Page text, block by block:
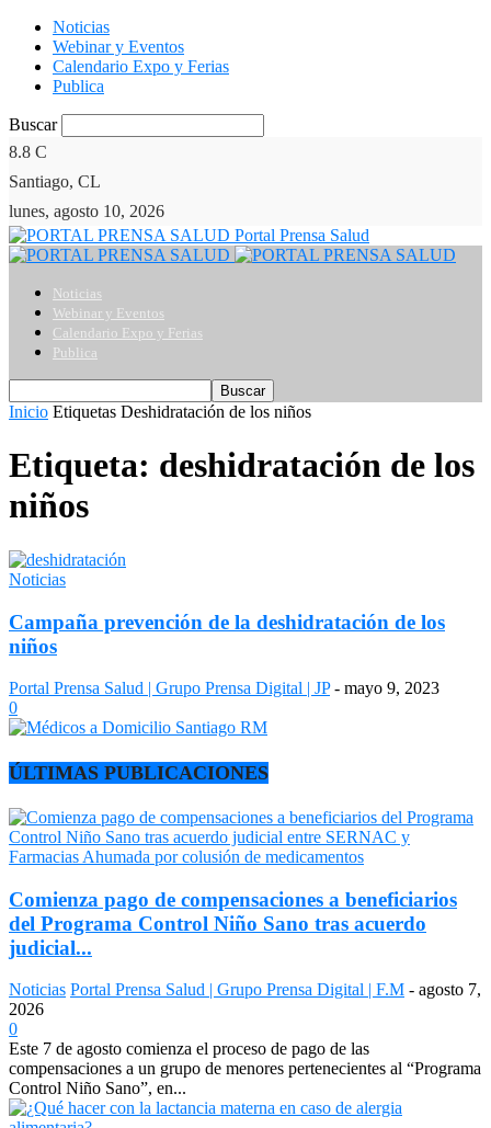
Noticias
Webinar y Eventos
Calendario Expo y Ferias
Publica
Buscar
8.8 C
Santiago, CL
lunes, agosto 10, 2026
Portal Prensa Salud
Noticias
Webinar y Eventos
Calendario Expo y Ferias
Publica
Inicio Etiquetas Deshidratación de los niños
Etiqueta: deshidratación de los
niños
Noticias
Campaña prevención de la deshidratación de los
niños
Portal Prensa Salud | Grupo Prensa Digital | JP - mayo 9, 2023
0
ÚLTIMAS PUBLICACIONES
Comienza pago de compensaciones a beneficiarios
del Programa Control Niño Sano tras acuerdo
judicial...
Noticias Portal Prensa Salud | Grupo Prensa Digital | F.M - agosto 7,
2026
0
Este 7 de agosto comienza el proceso de pago de las
compensaciones a un grupo de menores pertenecientes al “Programa
Control Niño Sano”, en...